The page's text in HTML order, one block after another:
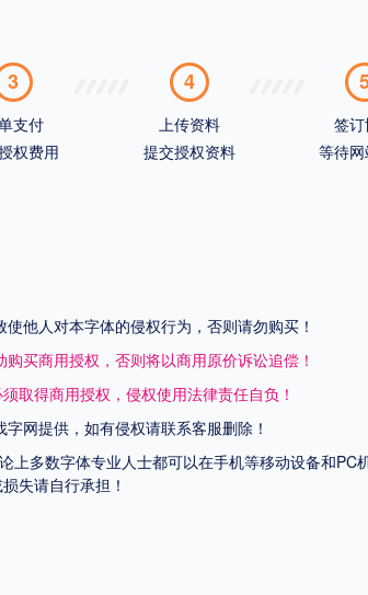
3
支付
权费用
4
上传资料
提交授权资料
签
等待
他人对本字体的侵权行为，否则请勿购买！
买商用授权，否则将以商用原价诉讼追偿！
取得商用授权，侵权使用法律责任自负！
网提供，如有侵权请联系客服删除！
上多数字体专业人士都可以在手机等移动设备和
失请自行承担！